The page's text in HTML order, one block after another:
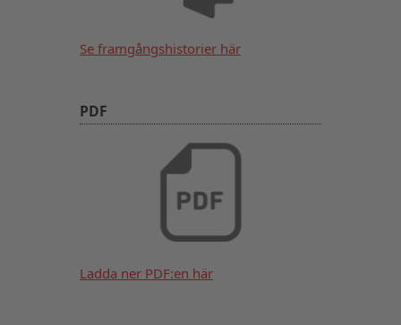
Se framgångshistorier här
PDF
Ladda ner PDF:en här